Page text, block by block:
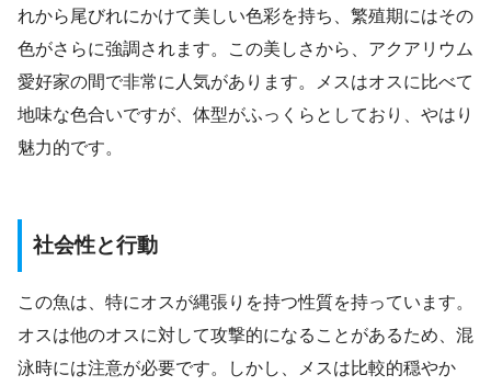
れから尾びれにかけて美しい色彩を持ち、繁殖期にはその
色がさらに強調されます。この美しさから、アクアリウム
愛好家の間で非常に人気があります。メスはオスに比べて
地味な色合いですが、体型がふっくらとしており、やはり
魅力的です。
社会性と行動
この魚は、特にオスが縄張りを持つ性質を持っています。
オスは他のオスに対して攻撃的になることがあるため、混
泳時には注意が必要です。しかし、メスは比較的穏やか